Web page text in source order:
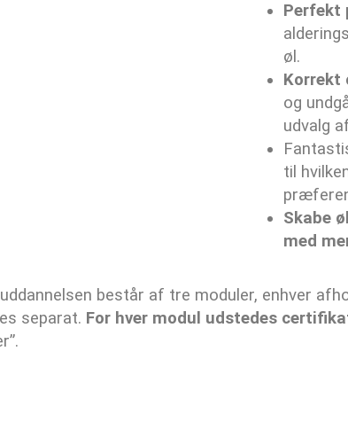
Perfekt
øl.
Korrekt
og
udvalg
til
Skabe
med
består af tre moduler, enhver
separat. For hver modul udstedes